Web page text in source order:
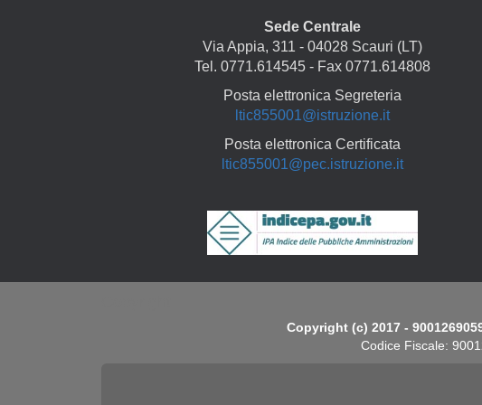
Sede Centrale
Via Appia, 311 - 04028 Scauri (LT)
Tel. 0771.614545 - Fax 0771.614808
Posta elettronica Segreteria
ltic855001@istruzione.it
Posta elettronica Certificata
ltic855001@pec.istruzione.it
Copyright (c) 2017 -
Codice Fiscale: